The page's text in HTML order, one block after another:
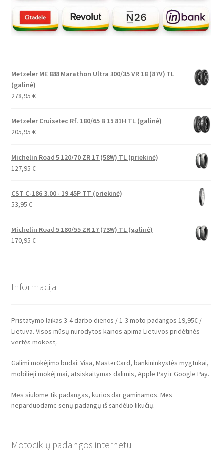
Metzeler ME 888 Marathon Ultra 300/35 VR 18 (87V) TL
(galinė)
278,95 €
Metzeler Cruisetec Rf. 180/65 B 16 81H TL (galinė)
205,95 €
Michelin Road 5 120/70 ZR 17 (58W) TL (priekinė)
127,95 €
CST C-186 3.00 - 19 45P TT (priekinė)
53,95 €
Michelin Road 5 180/55 ZR 17 (73W) TL (galinė)
170,95 €
Informacija
Pristatymo laikas 3-4 darbo dienos / 1-3 moto padangos 19,95€ /
Lietuva. Visos mūsų nurodytos kainos apima Lietuvos pridėtinės
vertės mokestį.
Galimi mokėjimo būdai: Visa, MasterCard, bankininkystės mygtukai,
mobilieji mokėjimai, atsiskaitymas dalimis, Apple Pay ir Google Pay.
Mes siūlome tik padangas, kurios dar gaminamos. Mes
neparduodame senų padangų iš sandėlio likučių.
Motociklų padangos internetu